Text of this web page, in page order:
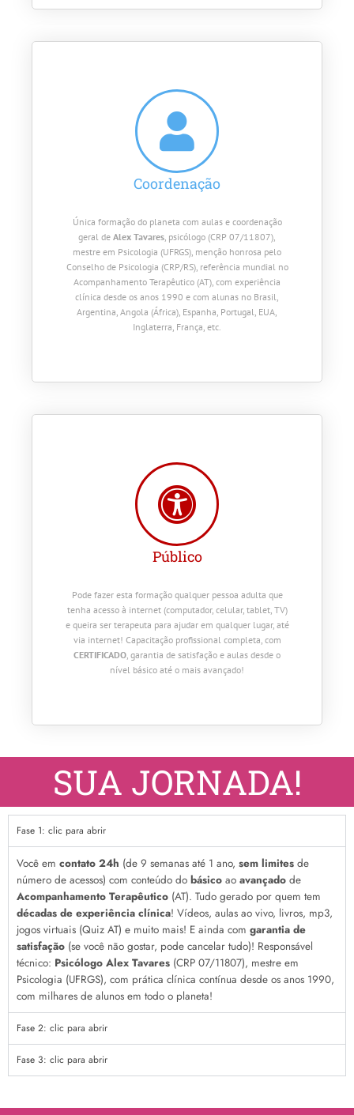
Coordenação
Única formação do planeta com aulas e coordenação
geral de Alex Tavares, psicólogo (CRP 07/11807),
mestre em Psicologia (UFRGS), menção honrosa pelo
Conselho de Psicologia (CRP/RS), referência mundial no
Acompanhamento Terapêutico (AT), com experiência
clínica desde os anos 1990 e com alunas no Brasil,
Argentina, Angola (África), Espanha, Portugal, EUA,
Inglaterra, França, etc.
Público
Pode fazer esta formação qualquer pessoa adulta que
tenha acesso à internet (computador, celular, tablet, TV)
e queira ser terapeuta para ajudar em qualquer lugar, até
via internet! Capacitação profissional completa, com
CERTIFICADO, garantia de satisfação e aulas desde o
nível básico até o mais avançado!
SUA JORNADA!
Fase 1: clic para abrir
Você em contato 24h (de 9 semanas até 1 ano, sem limites de
número de acessos) com conteúdo do básico ao avançado de
Acompanhamento Terapêutico (AT). Tudo gerado por quem tem
décadas de experiência clínica! Vídeos, aulas ao vivo, livros, mp3,
jogos virtuais (Quiz AT) e muito mais! E ainda com garantia de
satisfação (se você não gostar, pode cancelar tudo)! Responsável
técnico: Psicólogo Alex Tavares (CRP 07/11807), mestre em
Psicologia (UFRGS), com prática clínica contínua desde os anos 1990,
com milhares de alunos em todo o planeta!
Fase 2: clic para abrir
Fase 3: clic para abrir